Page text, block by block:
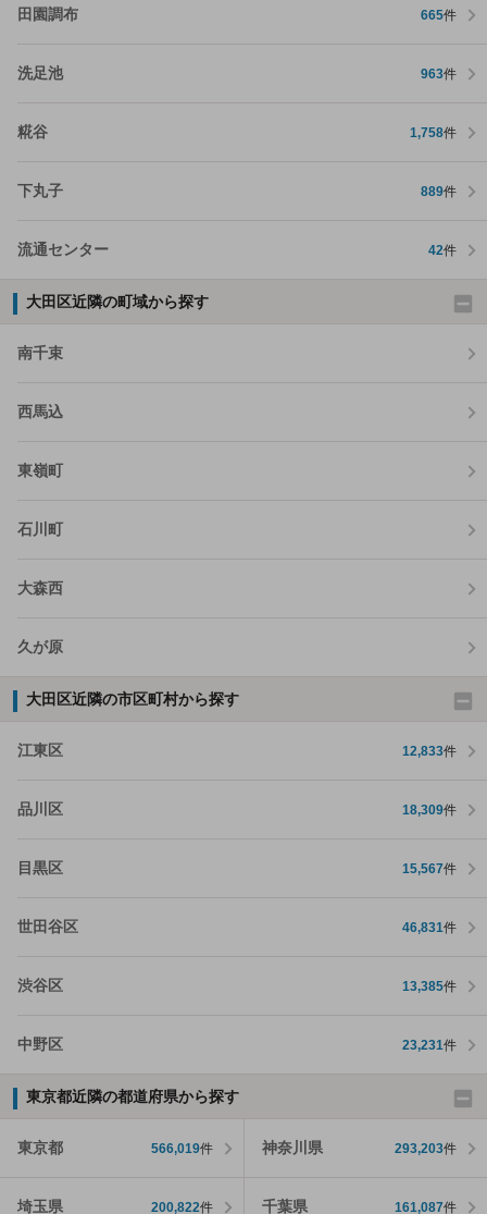
田園調布 665件
洗足池 963件
糀谷 1,758件
下丸子 889件
流通センター 42件
大田区近隣の町域から探す
南千束
西馬込
東嶺町
石川町
大森西
久が原
大田区近隣の市区町村から探す
江東区 12,833件
品川区 18,309件
目黒区 15,567件
世田谷区 46,831件
渋谷区 13,385件
中野区 23,231件
東京都近隣の都道府県から探す
東京都 566,019件 神奈川県 293,203件
埼玉県 200,822件 千葉県 161,087件